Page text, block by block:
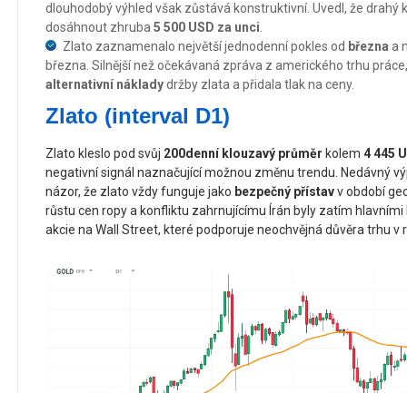
dlouhodobý výhled však zůstává konstruktivní. Uvedl, že drahý
dosáhnout zhruba5 500 USD za unci.
Zlato zaznamenalo největší jednodenní pokles od března a
března. Silnější než očekávaná zpráva z amerického trhu
alternativní nákladydržby zlata a přidala tlak na ceny.
Zlato (interval D1)
Zlato kleslo pod svůj 200denní klouzavý průměr kolem 4 445
negativní signál naznačující možnou změnu trendu. Nedávný
názor, že zlato vždy funguje jako bezpečný přístavv období
růstu cen ropy a konfliktu zahrnujícímu Írán byly zatím
akcie na Wall Street, které podporuje neochvějná důvěra trhu